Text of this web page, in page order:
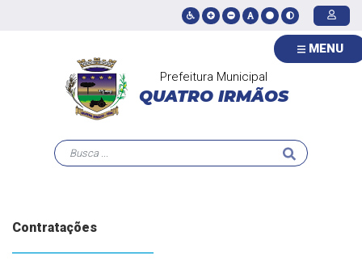
Prefeitura Municipal
QUATRO IRMÃOS
MENU
Contratações